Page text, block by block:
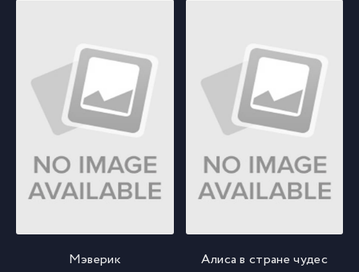
Мэверик Алиса в стране чудес